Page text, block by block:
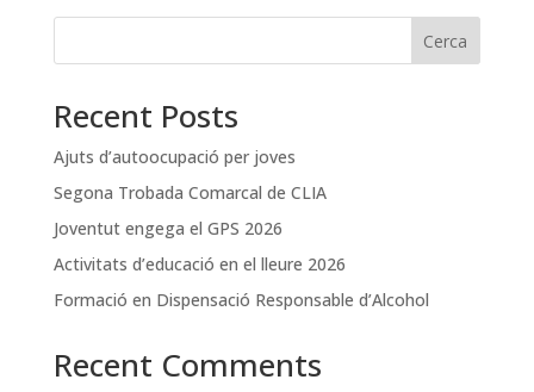
Cerca
Recent Posts
Ajuts d’autoocupació per joves
Segona Trobada Comarcal de CLIA
Joventut engega el GPS 2026
Activitats d’educació en el lleure 2026
Formació en Dispensació Responsable d’Alcohol
Recent Comments